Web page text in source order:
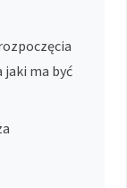
jaki ma być